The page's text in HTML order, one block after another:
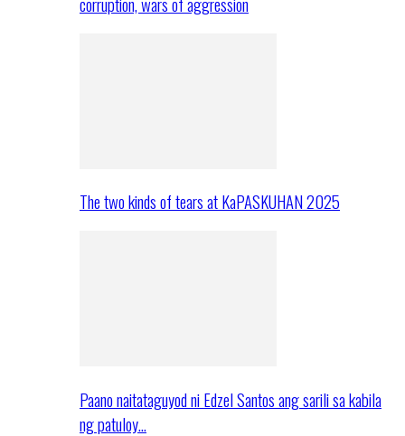
The two kinds of tears at KaPASKUHAN 2025
Paano naitataguyod ni Edzel Santos ang sarili sa kabila
ng patuloy…